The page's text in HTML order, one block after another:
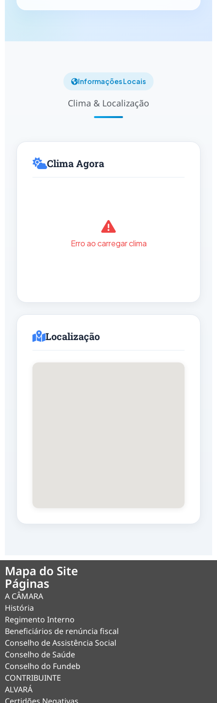
Informações Locais
Clima & Localização
Clima Agora
Erro ao carregar clima
Localização
Mapa do Site
Páginas
A CÂMARA
História
Regimento Interno
Beneficiários de renúncia fiscal
Conselho de Assistência Social
Conselho de Saúde
Conselho do Fundeb
CONTRIBUINTE
ALVARÁ